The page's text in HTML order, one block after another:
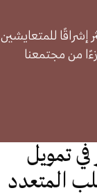
للمتعايشين
من مجتمعنا
تمويل
المتعدد